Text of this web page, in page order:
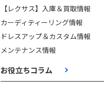
【レクサス】入庫＆買取情報
カーディティーリング情報
ドレスアップ＆カスタム情報
メンテナンス情報
お役立ちコラム